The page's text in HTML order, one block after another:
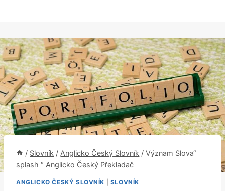
/ Slovník / Anglicko Český Slovník / Význam Slova“
splash “ Anglicko Český Překladač
ANGLICKO ČESKÝ SLOVNÍK SLOVNÍK